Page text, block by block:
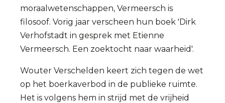
moraalwetenschappen, Vermeersch is
filosoof. Vorig jaar verscheen hun boek 'Dirk
Verhofstadt in gesprek met Etienne
Vermeersch. Een zoektocht naar waarheid'.
Wouter Verschelden keert zich tegen de wet
op het boerkaverbod in de publieke ruimte.
Het is volgens hem in strijd met de vrijheid